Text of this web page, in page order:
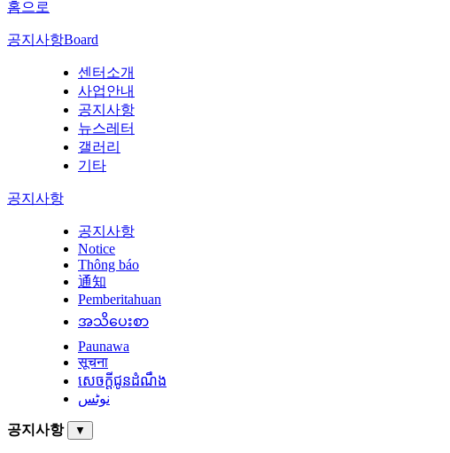
홈으로
공지사항Board
센터소개
사업안내
공지사항
뉴스레터
갤러리
기타
공지사항
공지사항
Notice
Thông báo
通知
Pemberitahuan
အသိပေးစာ
Paunawa
सूचना
សេចក្តីជូនដំណឹង
نوٹس
공지사항 ▼